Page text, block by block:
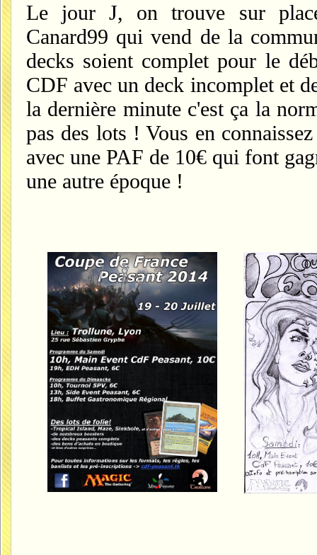
Le jour J, on trouve sur
Canard99 qui vend de la
decks soient complet pour le
CDF avec un deck incomplet et
la dernière minute c'est ça la
pas des lots ! Vous en
avec une PAF de 10€ qui font
une autre époque !